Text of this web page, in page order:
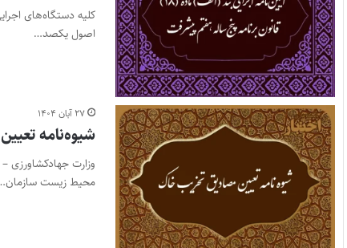
اصول یکصد…
۲۷ آبان ۱۴۰۴
شیوه‌نامه
وزارت جهادکشاورزی
محیط زیست